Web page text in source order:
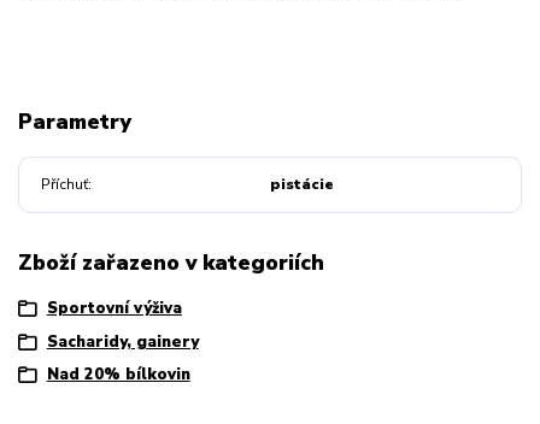
Parametry
Příchuť pistácie
Zboží zařazeno v kategoriích
Sportovní výživa
Sacharidy, gainery
Nad 20% bílkovin